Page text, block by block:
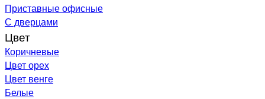
Приставные офисные
С дверцами
Цвет
Коричневые
Цвет орех
Цвет венге
Белые